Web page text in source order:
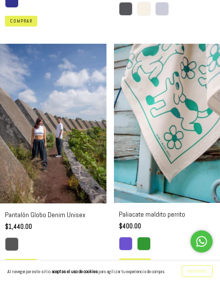
Al navegar por este sitioaceptas el uso de cookiespara agilizar tu experiencia de compra. ENTENDIDO
COMPRAR
Pantalón Globo Denim Unisex
$1,440.00
Paliacate maldito perrito
$400.00